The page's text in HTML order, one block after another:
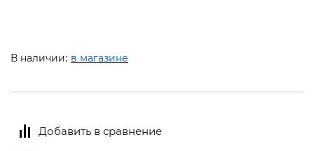
В наличии: в магазине
Добавить в сравнение